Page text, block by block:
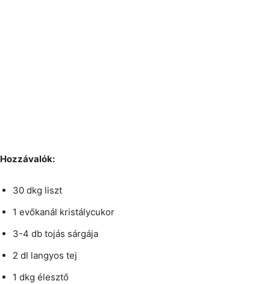
Hozzávalók:
30 dkg liszt
1 evőkanál kristálycukor
3-4 db tojás sárgája
2 dl langyos tej
1 dkg élesztő